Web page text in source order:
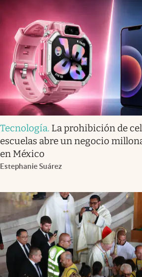
Tecnología. La prohibición de
escuelas abre un negocio
en México
Estephanie Suárez